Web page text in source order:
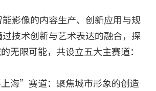
影像的内容生产、创新应用与规
技术创新与艺术表达的融合，探
无限可能，共设立五大主赛道：
”赛道：聚焦城市形象的创造